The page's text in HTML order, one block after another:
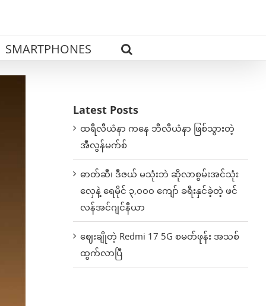
SMARTPHONES
Latest Posts
ထရီလီယံနာ ကနေ ဘီလီယံနာ ဖြစ်သွားတဲ့
အီလွန်မက်စ်
ဓာတ်ဆီ၊ ဒီဇယ် မသုံးဘဲ ဆိုလာစွမ်းအင်သုံး
လှေနဲ့ ရေမိုင် ၃,၀၀၀ ကျော် ခရီးနှင်ခဲ့တဲ့ ဖင်
လန်အင်ဂျင်နီယာ
ဈေးချိုတဲ့ Redmi 17 5G စမတ်ဖုန်း အသစ်
ထွက်လာပြီ